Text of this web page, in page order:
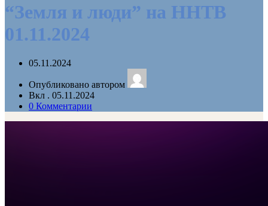
“Земля и люди” на ННТВ
01.11.2024
05.11.2024
Опубликовано автором
Вкл . 05.11.2024
0 Комментарии